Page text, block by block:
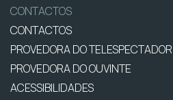
CONTACTOS
CONTACTOS
PROVEDORA DO TELESPECTADOR
PROVEDORA DO OUVINTE
ACESSIBILIDADES